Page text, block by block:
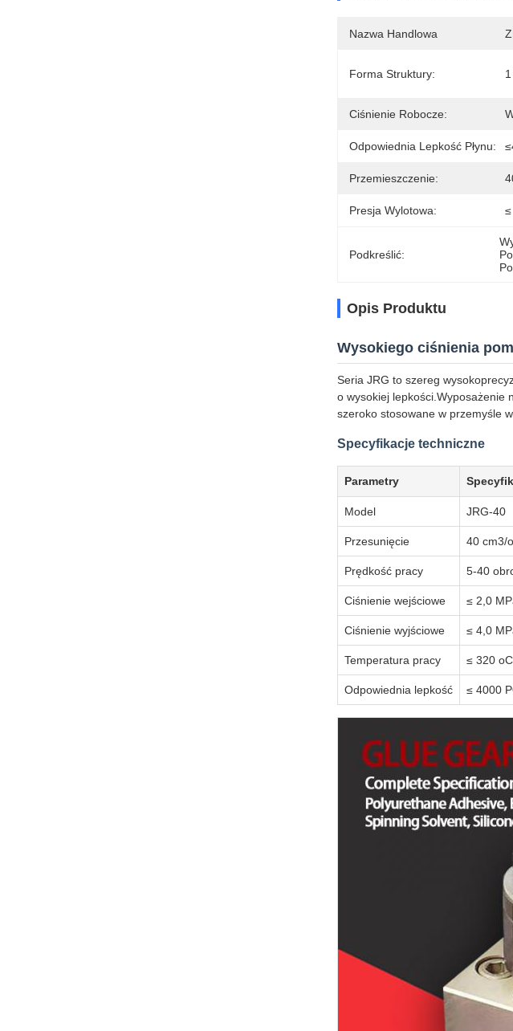
Nazwa Handlowa
Forma Struktury:
Ciśnienie Robocze:
Odpowiednia Lepkość Płynu:
Przemieszczenie:
Presja Wylotowa:
Podkreślić:
Opis Produktu
Wysokiego ciśnienia
Seria JRG to szereg
o wysokiej lepkości.Wyposażenie
szeroko stosowane w przemyśle
Specyfikacje techniczne
Parametry
Model JRG-40
Przesunięcie 40 cm3/
Prędkość pracy 5-40
Ciśnienie wejściowe ≤ 2,0
Ciśnienie wyjściowe ≤ 4,0
Temperatura pracy ≤ 320 oC
Odpowiednia lepkość ≤ 4000